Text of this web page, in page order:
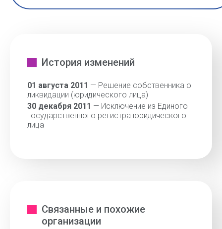
История изменений
01 августа 2011 — Решение собственника о
ликвидации (юридического лица)
30 декабря 2011 — Исключение из Единого
государственного регистра юридического
лица
Связанные и похожие
организации